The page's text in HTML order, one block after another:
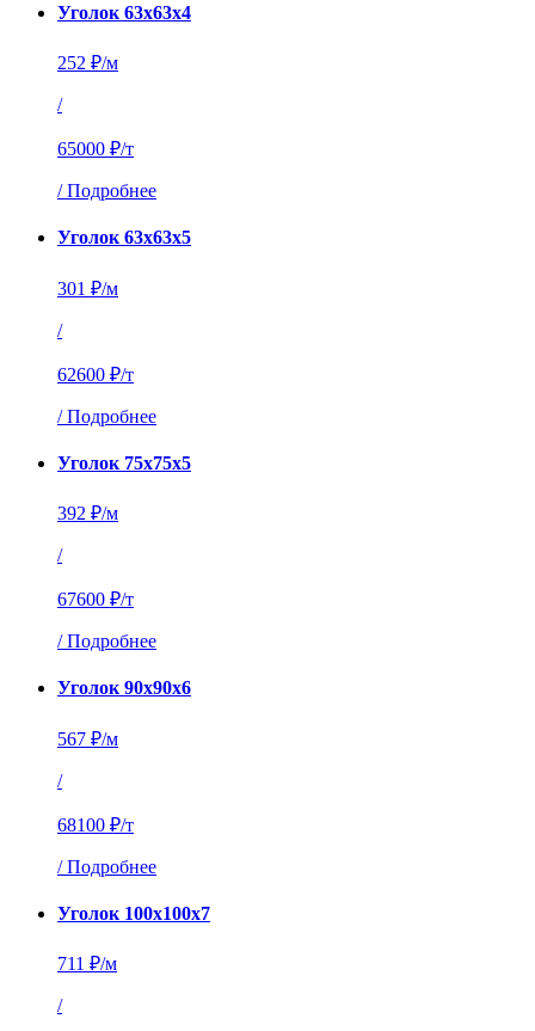
Уголок 63х63х4
252 ₽/м
/
65000 ₽/т
/ Подробнее
Уголок 63х63х5
301 ₽/м
/
62600 ₽/т
/ Подробнее
Уголок 75х75х5
392 ₽/м
/
67600 ₽/т
/ Подробнее
Уголок 90х90х6
567 ₽/м
/
68100 ₽/т
/ Подробнее
Уголок 100х100х7
711 ₽/м
/